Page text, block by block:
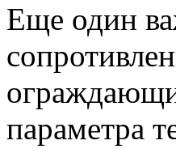
Еще один
параметра